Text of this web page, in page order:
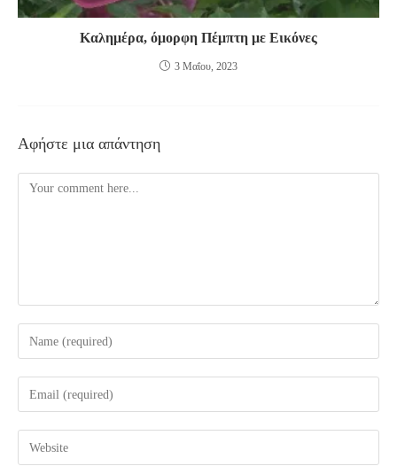
Καλημέρα, όμορφη Πέμπτη με Εικόνες
3 Μαΐου, 2023
Αφήστε μια απάντηση
Comment
Enter
your
name
comment
Enter
your
email
address
Enter
your